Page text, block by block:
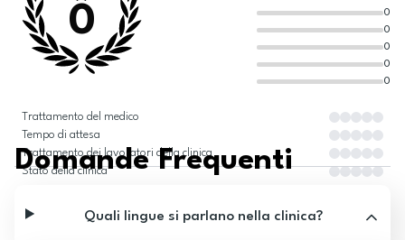
0
0
0
0
0
0
Trattamento del medico
Tempo di attesa
Trattamento dei lavoratori della clinica
Stato della clinica
Domande Frequenti
Quali lingue si parlano nella clinica?